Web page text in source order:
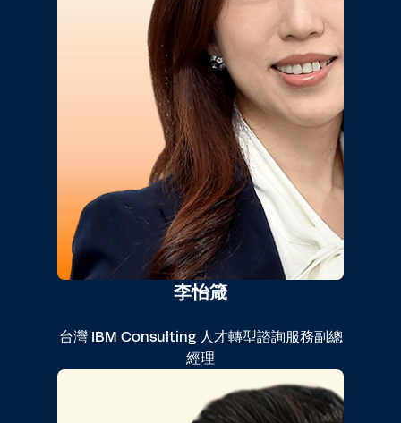
李怡箴
台灣 IBM Consulting 人才轉型諮詢服務副總
經理